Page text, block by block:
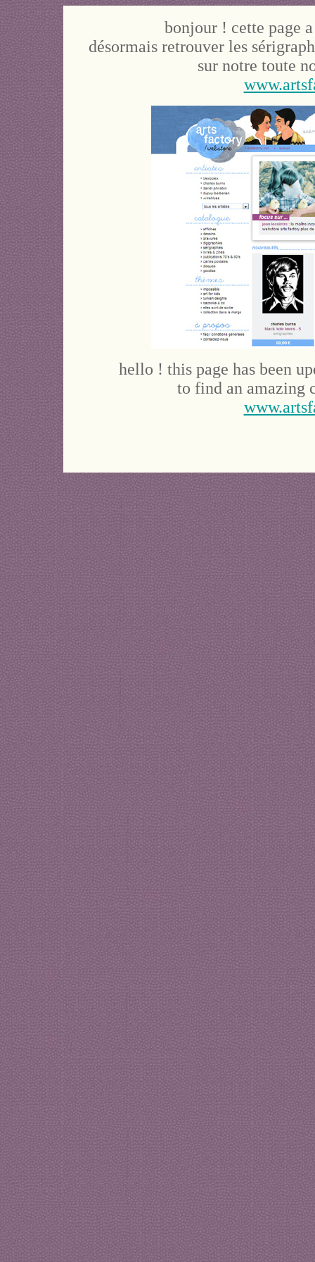
bonjour ! cette page
désormais retrouver les
sur notre toute
hello ! this page has been
to find an amazing